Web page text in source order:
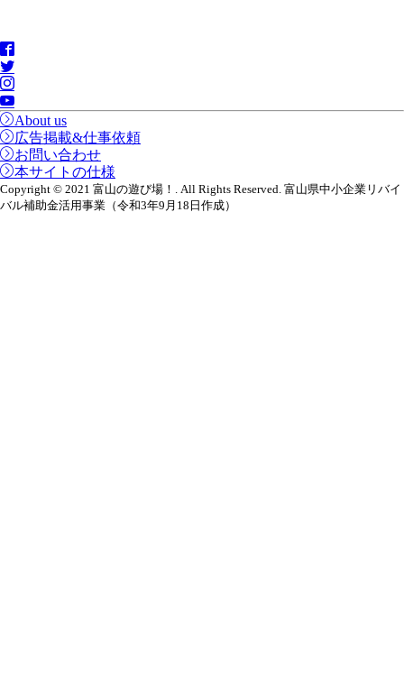
About us
広告掲載&仕事依頼
お問い合わせ
本サイトの仕様
Copyright © 2021 富山の遊び場！. All Rights Reserved. 富山県中小企業リバイ
バル補助金活用事業（令和3年9月18日作成）